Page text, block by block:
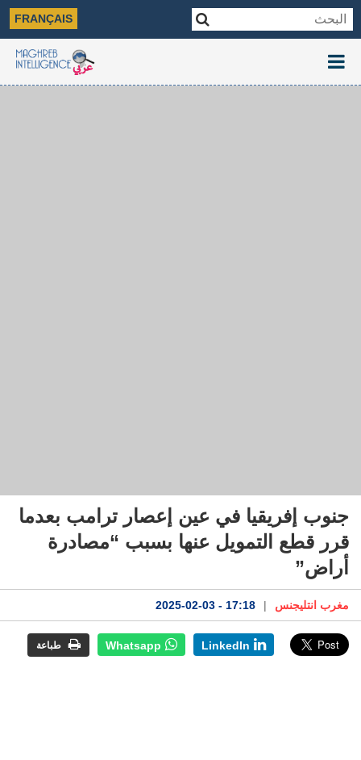
FRANÇAIS
جنوب إفريقيا في عين إعصار ترامب بعدما
قرر قطع التمويل عنها بسبب “مصادرة
أراض”
مغرب انتليجنس |
17:18 - 2025-02-03
LinkedIn
Whatsapp طباعة